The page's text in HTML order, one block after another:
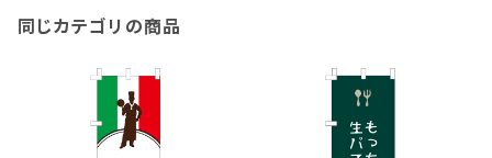
同じカテゴリの商品